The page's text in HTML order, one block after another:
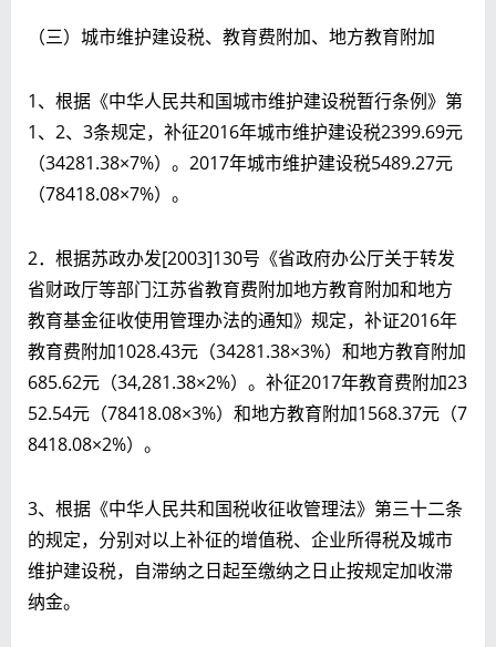
（三）城市维护建设税、教育费附加、地方教育附加
1、根据《中华人民共和国城市维护建设税暂行条例》第
1、2、3条规定，补征2016年城市维护建设税2399.69元
（34281.38×7%）。2017年城市维护建设税5489.27元
（78418.08×7%）。
2．根据苏政办发[2003]130号《省政府办公厅关于转发
省财政厅等部门江苏省教育费附加地方教育附加和地方
教育基金征收使用管理办法的通知》规定，补证2016年
教育费附加1028.43元（34281.38×3%）和地方教育附加
685.62元（34,281.38×2%）。补征2017年教育费附加23
52.54元（78418.08×3%）和地方教育附加1568.37元（7
8418.08×2%）。
3、根据《中华人民共和国税收征收管理法》第三十二条
的规定，分别对以上补征的增值税、企业所得税及城市
维护建设税，自滞纳之日起至缴纳之日止按规定加收滞
纳金。